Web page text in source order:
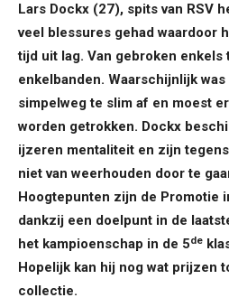
Lars Dockx (27), spits van RSV
veel blessures gehad waardoor
tijd uit lag. Van gebroken enkels
enkelbanden. Waarschijnlijk
simpelweg te slim af en moest
worden getrokken. Dockx
ijzeren mentaliteit en zijn
niet van weerhouden door te
Hoogtepunten zijn de Promotie
dankzij een doelpunt in de
het kampioenschap in de 5de
Hopelijk kan hij nog wat prijzen
collectie.